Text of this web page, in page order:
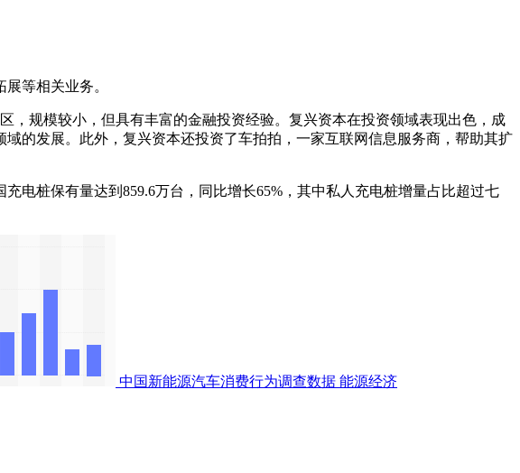
等相关业务。
规模较小，但具有丰富的金融投资经验‌。复兴资本在投资领域表现出色，成
的发展‌。此外，复兴资本还投资了车拍拍，一家互联网信息服务商，帮助其扩
桩保有量达到859.6万台，同比增长65%，其中私人充电桩增量占比超过七
中国新能源汽车消费行为调查数据 能源经济